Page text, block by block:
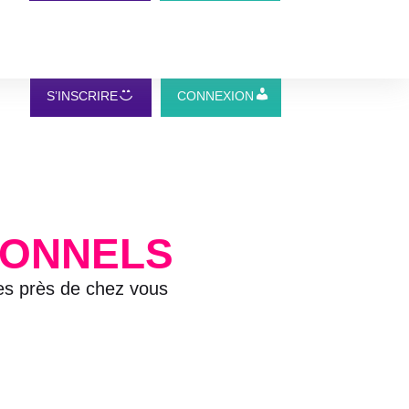
S’INSCRIRE CONNEXION
près de chez vous